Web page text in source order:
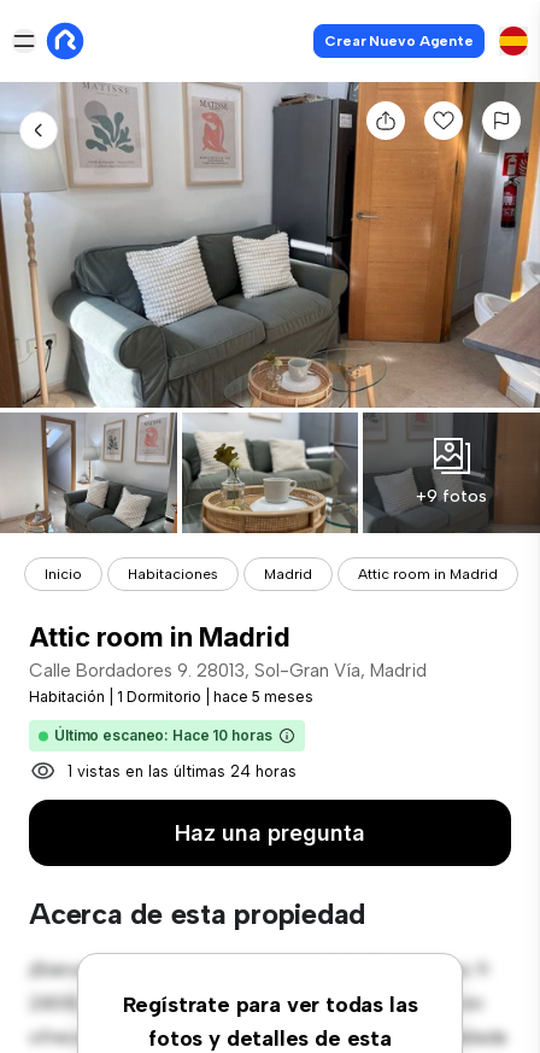
Crear Nuevo Agente
+9 fotos
Inicio Habitaciones Madrid Attic room in Madrid
Attic room in Madrid
Calle Bordadores 9. 28013, Sol-Gran Vía, Madrid
Habitación 1 Dormitorio hace 5 meses
Último escaneo: Hace 10 horas
1 vistas en las últimas 24 horas
Haz una pregunta
Acerca de esta propiedad
Regístrate para ver todas las
fotos y detalles de esta
¡Bienvenido a tu nueva estancia en Calle Bordadores 9.
28013, Sol-Gran Vía, Madrid! Esta cómoda habitación
ofrece un espacio de vida pacífico y privado. Amueblada